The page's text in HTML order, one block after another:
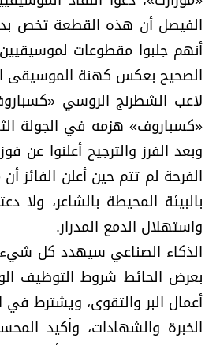
الفيصل أن هذه القطعة تخص
أنهم جلبوا مقطوعات
الصحيح بعكس كهنة الموسيقى
لاعب الشطرنج الروسي
«كسباروف» هزمه في الجولة
وبعد الفرز والترجيح أعلنوا عن
الفرحة لم تتم حين أعلن الفائز
بالبيئة المحيطة بالشاعر، ولا
واستهلال الدمع المدرار.
الذكاء الصناعي سيهدد كل
بعرض الحائط شروط التوظيف
أعمال البر والتقوى، ويشترط
الخبرة والشهادات، وأكيد